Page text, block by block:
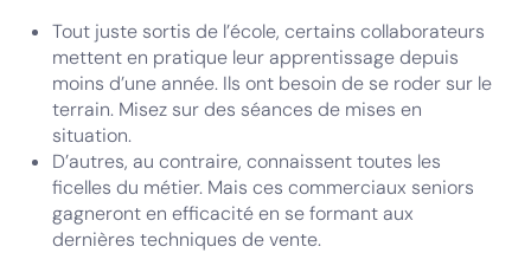
Tout juste sortis de l’école, certains collaborateurs
mettent en pratique leur apprentissage depuis
moins d’une année. Ils ont besoin de se roder sur le
terrain. Misez sur des séances de mises en
situation.
D’autres, au contraire, connaissent toutes les
ficelles du métier. Mais ces commerciaux seniors
gagneront en efficacité en se formant aux
dernières techniques de vente.